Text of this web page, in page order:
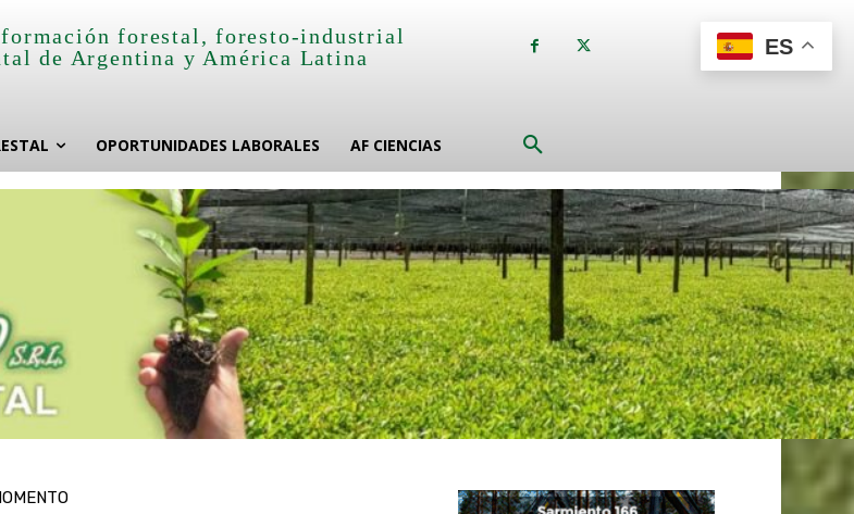
forestal, foresto-industrial
de Argentina y América Latina
OPORTUNIDADES LABORALES AF CIENCIAS
ES